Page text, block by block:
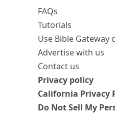
FAQs
Tutorials
Use Bible Gateway
Advertise with us
Contact us
Privacy policy
California Privacy
Do Not Sell My